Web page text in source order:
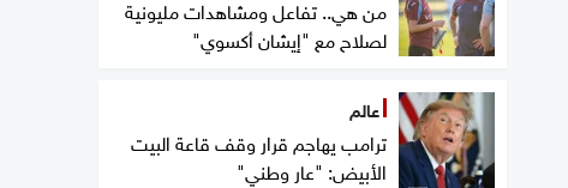
من هي.. تفاعل ومشاهدات مليونية
لصلاح مع "إيشان أكسوي"
عالم
ترامب يهاجم قرار وقف قاعة البيت
الأبيض: "عار وطني"